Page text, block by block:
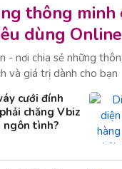
thông minh
dùng
- nơi chia sẻ những
và giá trị dành cho bạn
cưới đính
chăng Vbiz
ngôn tình?